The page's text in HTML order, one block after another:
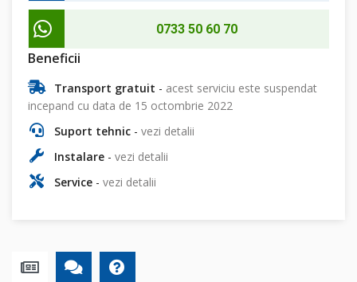
0733 50 60 70
Beneficii
Transport gratuit - acest serviciu este suspendat
incepand cu data de 15 octombrie 2022
Suport tehnic- vezi detalii
Instalare- vezi detalii
Service- vezi detalii